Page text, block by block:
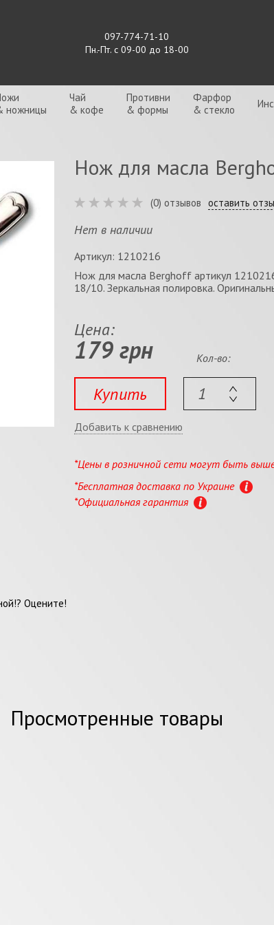
097-774-71-10
Пн.-Пт. с 09-00 до 18-00
ножницы
Чай
& кофе
Противни
& формы
Фарфор
& стекло
Нож для масла
(0) отзывов оставить
Нет в наличии
Артикул: 1210216
Нож для масла Berghoff артикул
18/10. Зеркальная полировка.
Цена:
179 грн
Купить
Кол-во:
Добавить к сравнению
*Цены в розничной сети могут быть
*Бесплатная доставка по Украине
*Официальная гарантия
Оцените!
Просмотренные товары